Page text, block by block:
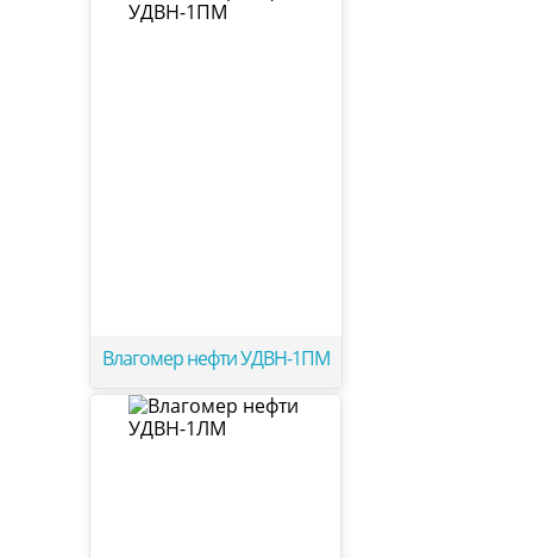
Влагомер нефти УДВН-1ПМ